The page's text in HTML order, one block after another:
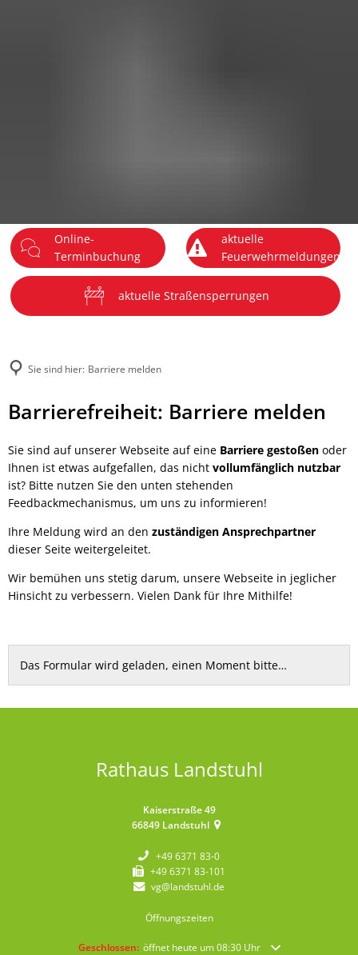
Online-
Terminbuchung
aktuelle
Feuerwehrmeldungen
aktuelle Straßensperrungen
Sie sind hier: Barriere melden
Barriere
melden
Barrierefreiheit: Barriere melden
Sie sind auf unserer Webseite auf eine Barriere gestoßen oder
Ihnen ist etwas aufgefallen, das nicht vollumfänglich nutzbar
ist? Bitte nutzen Sie den unten stehenden
Feedbackmechanismus, um uns zu informieren!
Ihre Meldung wird an den zuständigen Ansprechpartner
dieser Seite weitergeleitet.
Wir bemühen uns stetig darum, unsere Webseite in jeglicher
Hinsicht zu verbessern. Vielen Dank für Ihre Mithilfe!
Das Formular wird geladen, einen Moment bitte…
Rathaus Landstuhl
Kaiserstraße 49
66849 Landstuhl
+49 6371 83-0
+49 6371 83-101
vg@landstuhl.de
Öffnungszeiten
Klicken, um weitere Öffnungs- oder Schließzeiten
Geschlossen: öffnet heute um 08:30 Uhr